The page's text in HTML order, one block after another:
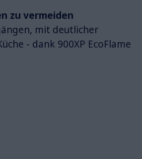
zu vermeiden
mit deutlicher
- dank 900XP EcoFlame